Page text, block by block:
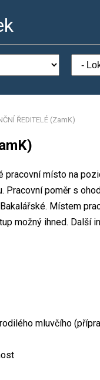
ŘEDITELÉ (ZamK)
pracovní místo na
Pracovní poměr s
Místem
možný ihned. Další
mluvčího